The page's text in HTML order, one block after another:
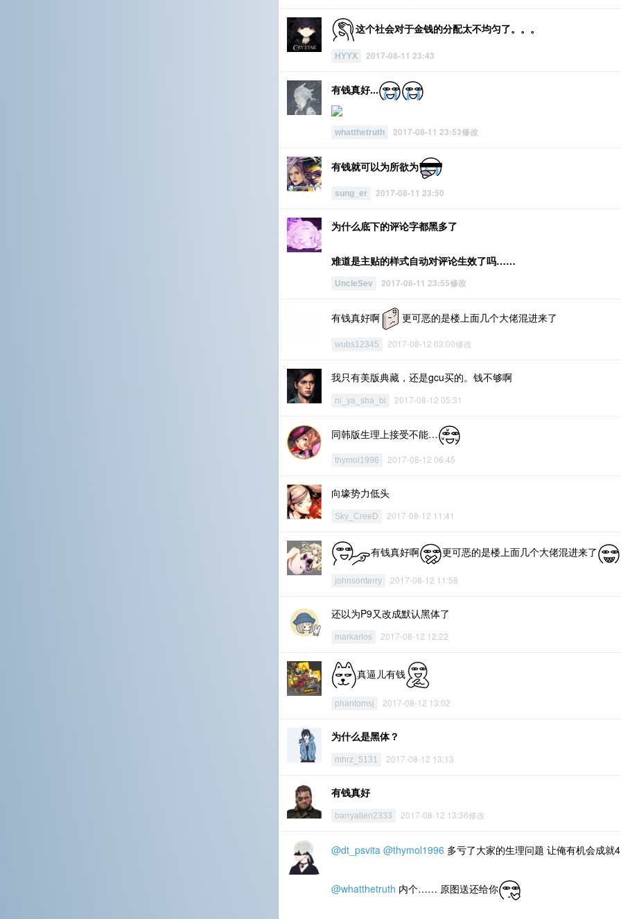
这个社会对于金钱的分配太不均匀了。。。
HYYX 2017-08-11 23:43
有钱真好...
whatthetruth 2017-08-11 23:53修改
有钱就可以为所欲为
sung_er 2017-08-11 23:50
为什么底下的评论字都黑多了
难道是主贴的样式自动对评论生效了吗……
UncleSev 2017-08-11 23:55修改
有钱真好啊 更可恶的是楼上面几个大佬混进来了
wubs12345 2017-08-12 03:00修改
我只有美版典藏，还是gcu买的。钱不够啊
ni_ya_sha_bi 2017-08-12 05:31
同韩版生理上接受不能…
thymol1996 2017-08-12 06:45
向壕势力低头
Sky_CreeD 2017-08-12 11:41
有钱真好啊 更可恶的是楼上面几个大佬混进来了
johnsonterry 2017-08-12 11:58
还以为P9又改成默认黑体了
markarlos 2017-08-12 12:22
真逼儿有钱
phantomsj 2017-08-12 13:02
为什么是黑体？
mhrz_5131 2017-08-12 13:13
有钱真好
barryallen2333 2017-08-12 13:36修改
@dt_psvita @thymol1996 多亏了大家的生理问题 让俺有机会成就
@whatthetruth 内个…… 原图送还给你